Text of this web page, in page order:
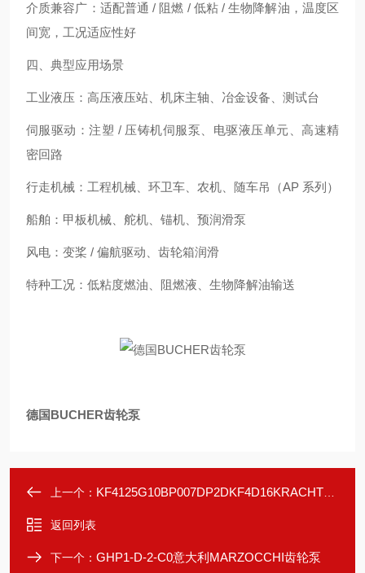
介质兼容广：适配普通 / 阻燃 / 低粘 / 生物降解油，温度区
间宽，工况适应性好
四、典型应用场景
工业液压：高压液压站、机床主轴、冶金设备、测试台
伺服驱动：注塑 / 压铸机伺服泵、电驱液压单元、高速精
密回路
行走机械：工程机械、环卫车、农机、随车吊（AP 系列）
船舶：甲板机械、舵机、锚机、预润滑泵
风电：变桨 / 偏航驱动、齿轮箱润滑
特种工况：低粘度燃油、阻燃液、生物降解油输送
德国BUCHER齿轮泵
上一个： KF4125G10BP007DP2DKF4D16KRACHT齿轮泵
返回列表
下一个： GHP1-D-2-C0意大利MARZOCCHI齿轮泵